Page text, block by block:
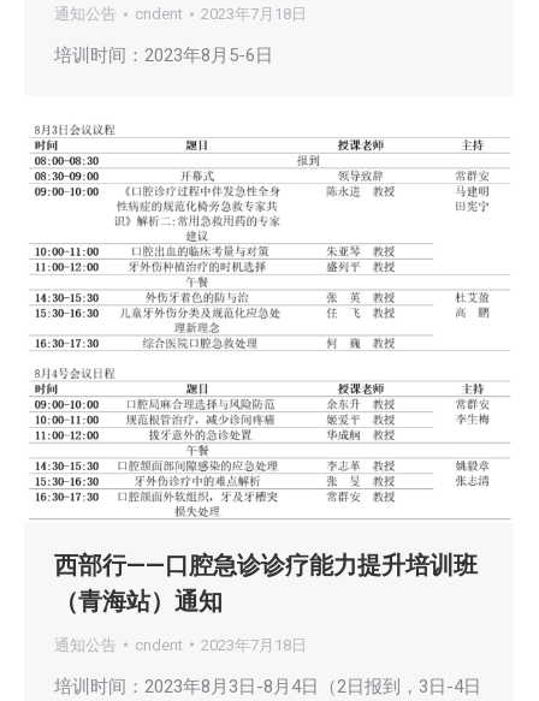
通知公告 cndent 2023年7月18日
培训时间：2023年8月5-6日
西部行——口腔急诊诊疗能力提升培训班
（青海站）通知
通知公告 cndent 2023年7月18日
培训时间：2023年8月3日-8月4日（2日报到，3日-4日